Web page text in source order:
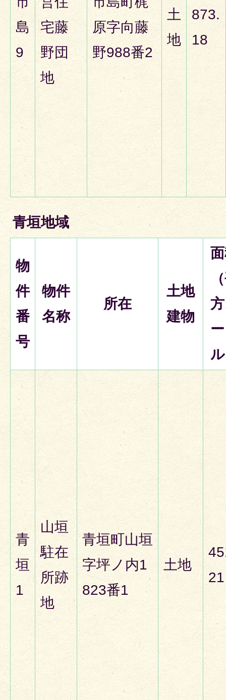
島
9
宅藤
野団
地
原字向藤
野988番2
土
地
873.
18
青垣地域
物
件
番
号
物件
名称
所在
土地
建物
青
垣
1
山垣
駐在
所跡
地
青垣町山垣
字坪ノ内1
823番1
土地
21